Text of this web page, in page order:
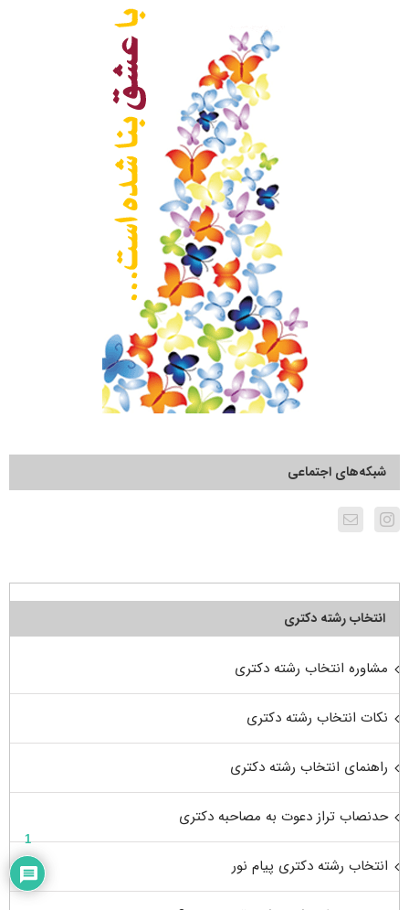
شبکه‌های اجتماعی
انتخاب رشته دکتری
مشاوره انتخاب رشته دکتری
نکات انتخاب رشته دکتری
راهنمای انتخاب رشته دکتری
حدنصاب تراز دعوت به مصاحبه دکتری
انتخاب رشته دکتری پیام نور
1